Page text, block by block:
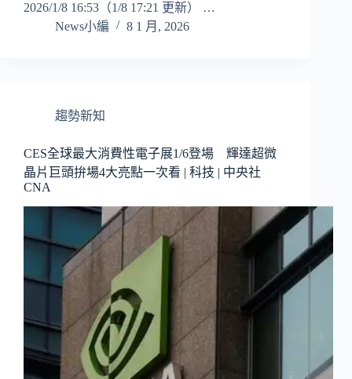
2026/1/8 16:53（1/8 17:21 更新） …
News小編
8 1 月, 2026
趨勢新知
CES全球最大消費性電子展1/6登場 輝達超微
晶片巨頭拚場4大亮點一次看 | 科技 | 中央社
CNA